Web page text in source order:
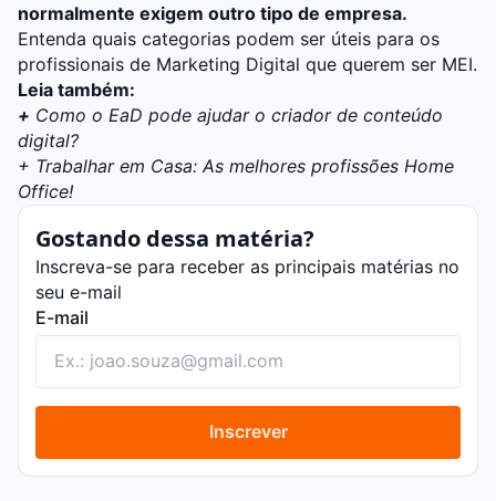
normalmente exigem outro tipo de empresa.
Entenda quais categorias podem ser úteis para os
profissionais de Marketing Digital que querem ser MEI.
Leia também:
+ Como o EaD pode ajudar o criador de conteúdo
digital?
+ Trabalhar em Casa: As melhores profissões Home
Office!
Gostando dessa matéria?
Inscreva-se para receber as principais matérias no
seu e-mail
E-mail
Inscrever